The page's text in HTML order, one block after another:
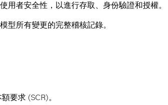
用者安全性，以進行存取、身份驗證和授權。
型所有變更的完整稽核記錄。
要求 (SCR)。